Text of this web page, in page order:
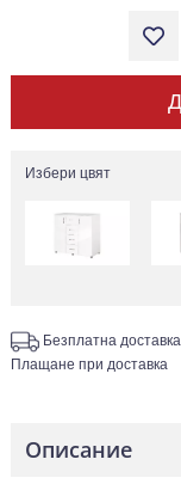
Избери цвят
Безплатна
Плащане при доставка
Описание